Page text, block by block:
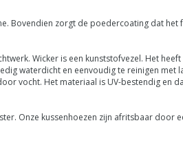
Bovendien zorgt de poedercoating dat het
Wicker is een kunststofvezel. Het
waterdicht en eenvoudig te reinigen met
vocht. Het materiaal is UV-bestendig en
Onze kussenhoezen zijn afritsbaar